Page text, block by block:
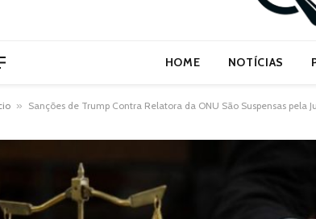
HOME NOTÍCIAS
» Sanções de Trump Contra Relatora da ONU São Suspensas pela